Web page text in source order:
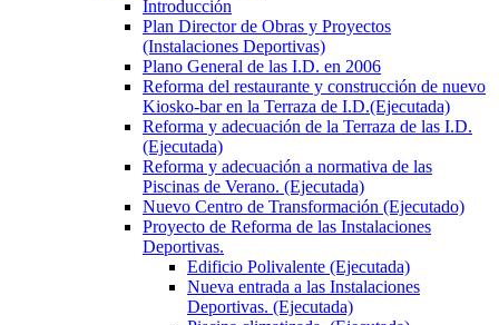
Introducción
Plan Director de Obras y Proyectos
(Instalaciones Deportivas)
Plano General de las I.D. en 2006
Reforma del restaurante y construcción de nuevo
Kiosko-bar en la Terraza de I.D.(Ejecutada)
Reforma y adecuación de la Terraza de las I.D.
(Ejecutada)
Reforma y adecuación a normativa de las
Piscinas de Verano. (Ejecutada)
Nuevo Centro de Transformación (Ejecutado)
Proyecto de Reforma de las Instalaciones
Deportivas.
Edificio Polivalente (Ejecutada)
Nueva entrada a las Instalaciones
Deportivas. (Ejecutada)